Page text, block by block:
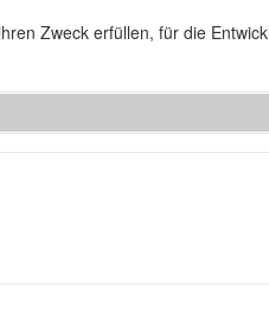
Zweck erfüllen, für die